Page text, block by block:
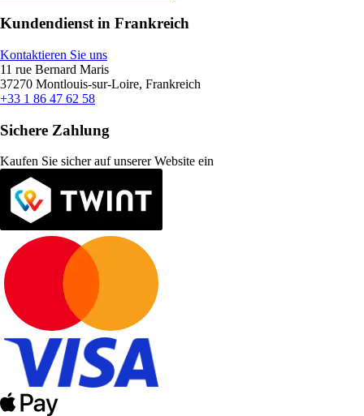
Kundendienst in Frankreich
Kontaktieren Sie uns
11 rue Bernard Maris
37270 Montlouis-sur-Loire, Frankreich
+33 1 86 47 62 58
Sichere Zahlung
Kaufen Sie sicher auf unserer Website ein